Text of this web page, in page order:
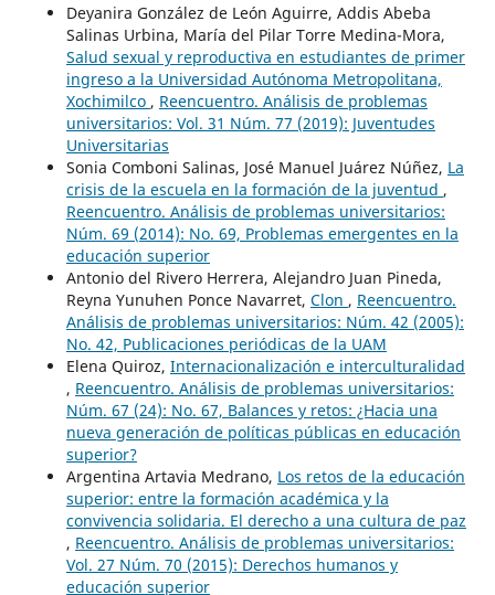
Deyanira González de León Aguirre, Addis Abeba
Salinas Urbina, María del Pilar Torre Medina-Mora,
Salud sexual y reproductiva en estudiantes de primer
ingreso a la Universidad Autónoma Metropolitana,
Xochimilco , Reencuentro. Análisis de problemas
universitarios: Vol. 31 Núm. 77 (2019): Juventudes
Universitarias
Sonia Comboni Salinas, José Manuel Juárez Núñez, La
crisis de la escuela en la formación de la juventud ,
Reencuentro. Análisis de problemas universitarios:
Núm. 69 (2014): No. 69, Problemas emergentes en la
educación superior
Antonio del Rivero Herrera, Alejandro Juan Pineda,
Reyna Yunuhen Ponce Navarret, Clon , Reencuentro.
Análisis de problemas universitarios: Núm. 42 (2005):
No. 42, Publicaciones periódicas de la UAM
Elena Quiroz, Internacionalización e interculturalidad
, Reencuentro. Análisis de problemas universitarios:
Núm. 67 (24): No. 67, Balances y retos: ¿Hacia una
nueva generación de políticas públicas en educación
superior?
Argentina Artavia Medrano, Los retos de la educación
superior: entre la formación académica y la
convivencia solidaria. El derecho a una cultura de paz
, Reencuentro. Análisis de problemas universitarios:
Vol. 27 Núm. 70 (2015): Derechos humanos y
educación superior